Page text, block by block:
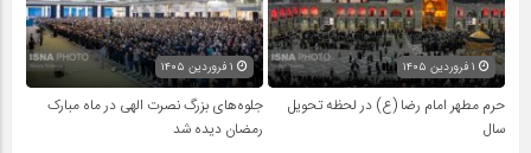
حرم مطهر امام رضا (ع) در لحظه تحویل
سال
جلوه‌های بزرگ نصرت الهی در ماه مبارک
رمضان دیده شد